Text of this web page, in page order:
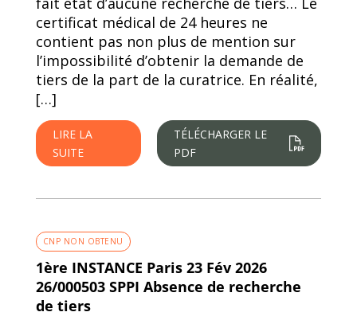
certificat médical de 24 heures ne
contient pas non plus de mention sur
l’impossibilité d’obtenir la demande de
tiers de la part de la curatrice. En réalité,
[…]
LIRE LA
SUITE
TÉLÉCHARGER LE
PDF
CNP NON OBTENU
1ère INSTANCE Paris 23 Fév 2026
26/000503 SPPI Absence de recherche
de tiers